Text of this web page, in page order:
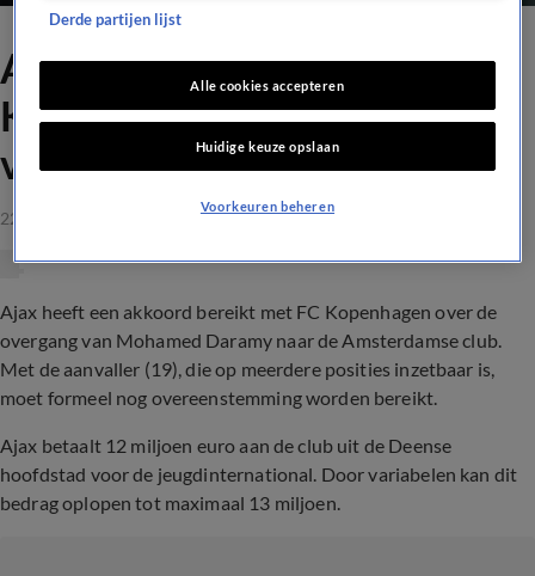
Ajax bereikt akkoord met
Kopenhagen over transfer
van aanvaller Daramy
22 aug 2021, 20:08
Ajax heeft een akkoord bereikt met FC Kopenhagen over de
overgang van Mohamed Daramy naar de Amsterdamse club.
Met de aanvaller (19), die op meerdere posities inzetbaar is,
moet formeel nog overeenstemming worden bereikt.
Ajax betaalt 12 miljoen euro aan de club uit de Deense
hoofdstad voor de jeugdinternational. Door variabelen kan dit
bedrag oplopen tot maximaal 13 miljoen.
Derde partijen lijst
Alle cookies accepteren
Huidige keuze opslaan
Voorkeuren beheren